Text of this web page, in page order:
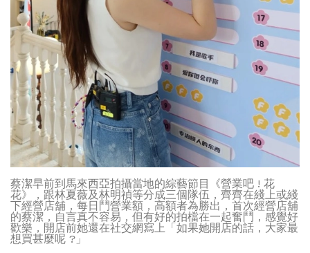
蔡潔早前到馬來西亞拍攝當地的綜藝節目《營業吧 ! 花
花》，跟林夏薇及林明禎等分成三個隊伍，齊齊在綫上或綫
下經營店舖，每日鬥營業額，高額者為勝出，首次經營店舖
的蔡潔，自言真不容易，但有好的拍檔在一起奮鬥，感覺好
歡樂，開店前她還在社交網寫上「如果她開店的話，大家最
想買甚麼呢 ?」